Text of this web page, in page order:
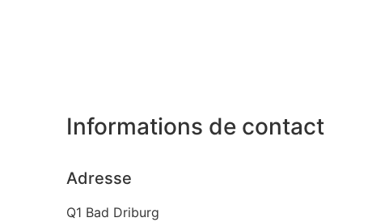
Informations de contact
Adresse
Q1 Bad Driburg